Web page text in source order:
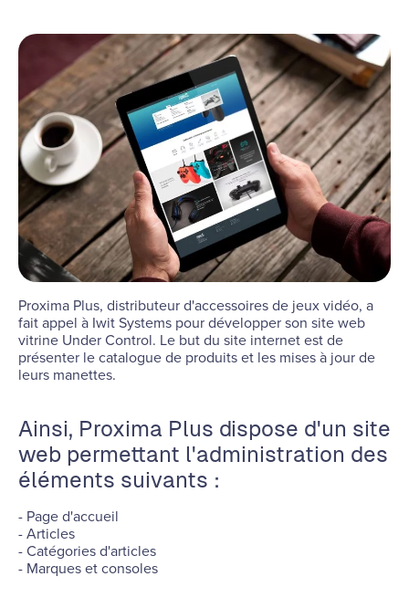
Proxima Plus, distributeur d'accessoires de jeux vidéo, a
fait appel à Iwit Systems pour développer son site web
vitrine Under Control. Le but du site internet est de
présenter le catalogue de produits et les mises à jour de
leurs manettes.
Ainsi, Proxima Plus dispose d'un site
web permettant l'administration des
éléments suivants :
- Page d'accueil
- Articles
- Catégories d'articles
- Marques et consoles